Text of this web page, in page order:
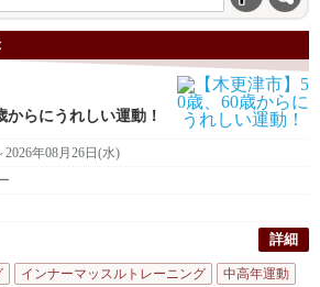
からにうれしい運動！
2026年08月26日(水)
詳細
インナーマッスルトレーニング 中高年運動